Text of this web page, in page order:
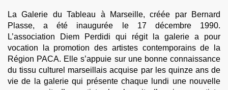
La Galerie du Tableau à Marseille, créée par Bernard
Plasse, a été inaugurée le 17 décembre 1990.
L’association Diem Perdidi qui régit la galerie a pour
vocation la promotion des artistes contemporains de la
Région PACA. Elle s’appuie sur une bonne connaissance
du tissu culturel marseillais acquise par les quinze ans de
vie de la galerie qui présente chaque lundi une nouvelle